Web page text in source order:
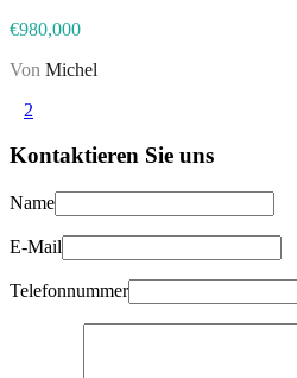
€980,000
Von Michel
2
Kontaktieren Sie uns
Name
E-Mail
Telefonnummer